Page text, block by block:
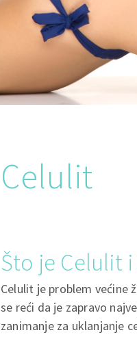
Celulit
Što je Celulit
Celulit je problem većine
se reći da je zapravo
zanimanje za uklanjanje